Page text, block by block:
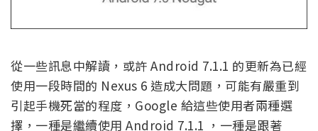
從一些訊息中解讀，或許 Android 7.1.1 的更新為已經
使用一段時間的 Nexus 6 造成大問題，可能有嚴重到
引起手機死當的程度，Google 給這些使用者兩種選
擇，一種是繼續使用 Android 7.1.1 ，一種是跟著